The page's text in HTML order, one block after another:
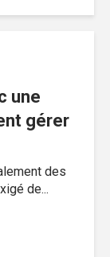
une
gérer
des
de...